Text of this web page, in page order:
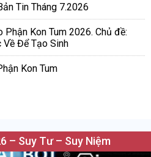
Tin Tháng 7.2026
Kon Tum 2026. Chủ đề:
Về Để Tạo Sinh
Kon Tum
– Suy Tư – Suy Niệm